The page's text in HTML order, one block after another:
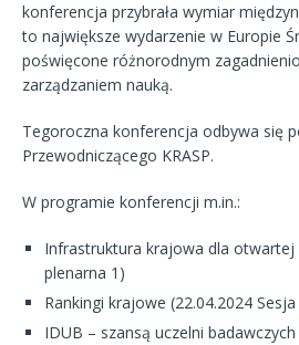
konferencja przybrała wymiar
to największe wydarzenie w Europie
poświęcone różnorodnym
zarządzaniem nauką.
Tegoroczna konferencja odbywa się
Przewodniczącego KRASP.
W programie konferencji m.in.:
Infrastruktura krajowa dla otwartej
plenarna 1)
Rankingi krajowe (22.04.2024
IDUB – szansą uczelni